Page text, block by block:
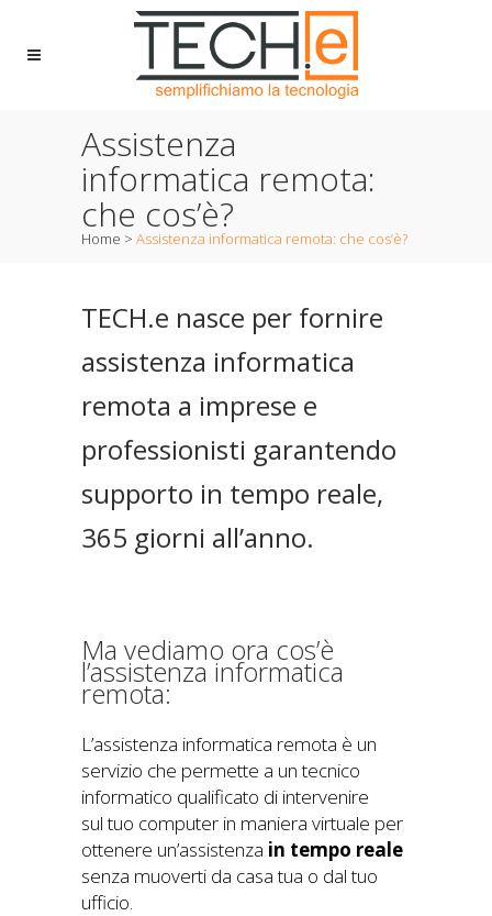
Assistenza
informatica remota:
che cos’è?
Home > Assistenza informatica remota: che cos’è?
TECH.e nasce per fornire
assistenza informatica
remota a imprese e
professionisti garantendo
supporto in tempo reale,
365 giorni all’anno.
Ma vediamo ora cos’è
l’assistenza informatica
remota:
L’assistenza informatica remota è un
servizio che permette a un tecnico
informatico qualificato di intervenire
sul tuo computer in maniera virtuale per
ottenere un’assistenza in tempo reale
senza muoverti da casa tua o dal tuo
ufficio.